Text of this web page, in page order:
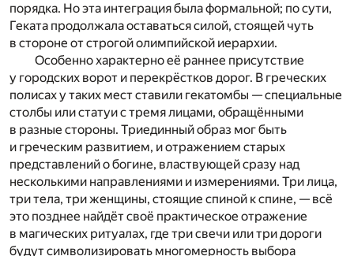
порядка. Но эта интеграция была формальной; по сути,
Геката продолжала оставаться силой, стоящей чуть
в стороне от строгой олимпийской иерархии.
Особенно характерно её раннее присутствие
у городских ворот и перекрёстков дорог. В греческих
полисах у таких мест ставили гекатомбы — специальные
столбы или статуи с тремя лицами, обращёнными
в разные стороны. Триединный образ мог быть
и греческим развитием, и отражением старых
представлений о богине, властвующей сразу над
несколькими направлениями и измерениями. Три лица,
три тела, три женщины, стоящие спиной к спине, — всё
это позднее найдёт своё практическое отражение
в магических ритуалах, где три свечи или три дороги
будут символизировать многомерность выбора